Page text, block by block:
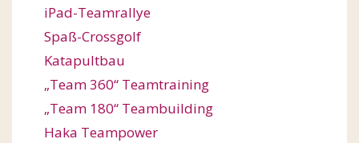
iPad-Teamrallye
Spaß-Crossgolf
Katapultbau
„Team 360“ Teamtraining
„Team 180“ Teambuilding
Haka Teampower